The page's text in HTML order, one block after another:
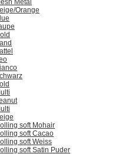
Orange
soft Mohair
soft Cacao
soft Weiss
soft Satin Puder